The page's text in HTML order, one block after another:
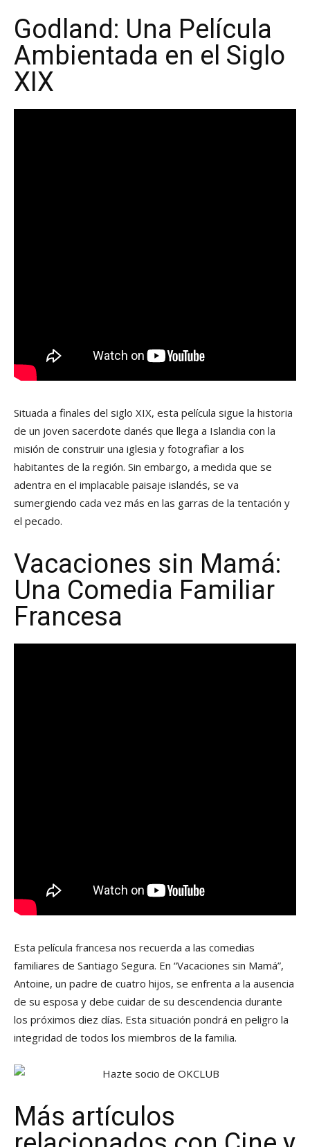
Godland: Una Película
Ambientada en el Siglo
XIX
Situada a finales del siglo XIX, esta película sigue la historia
de un joven sacerdote danés que llega a Islandia con la
misión de construir una iglesia y fotografiar a los
habitantes de la región. Sin embargo, a medida que se
adentra en el implacable paisaje islandés, se va
sumergiendo cada vez más en las garras de la tentación y
el pecado.
Vacaciones sin Mamá:
Una Comedia Familiar
Francesa
Esta película francesa nos recuerda a las comedias
familiares de Santiago Segura. En “Vacaciones sin Mamá”,
Antoine, un padre de cuatro hijos, se enfrenta a la ausencia
de su esposa y debe cuidar de su descendencia durante
los próximos diez días. Esta situación pondrá en peligro la
integridad de todos los miembros de la familia.
Más artículos